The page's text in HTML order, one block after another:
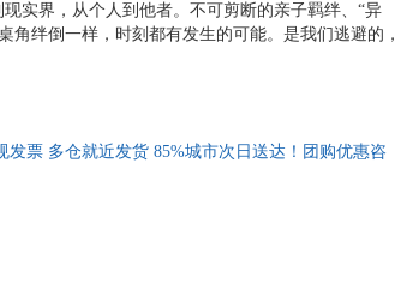
实界，从个人到他者。不可剪断的亲子羁绊、“异
绊倒一样，时刻都有发生的可能。是我们逃避的，
危机四伏的日常，我们都是生活的幸存者”。
票 多仓就近发货 85%城市次日送达！团购优惠咨